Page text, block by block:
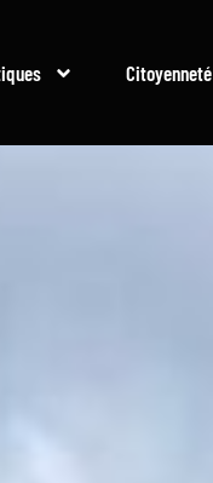
Citoyenneté